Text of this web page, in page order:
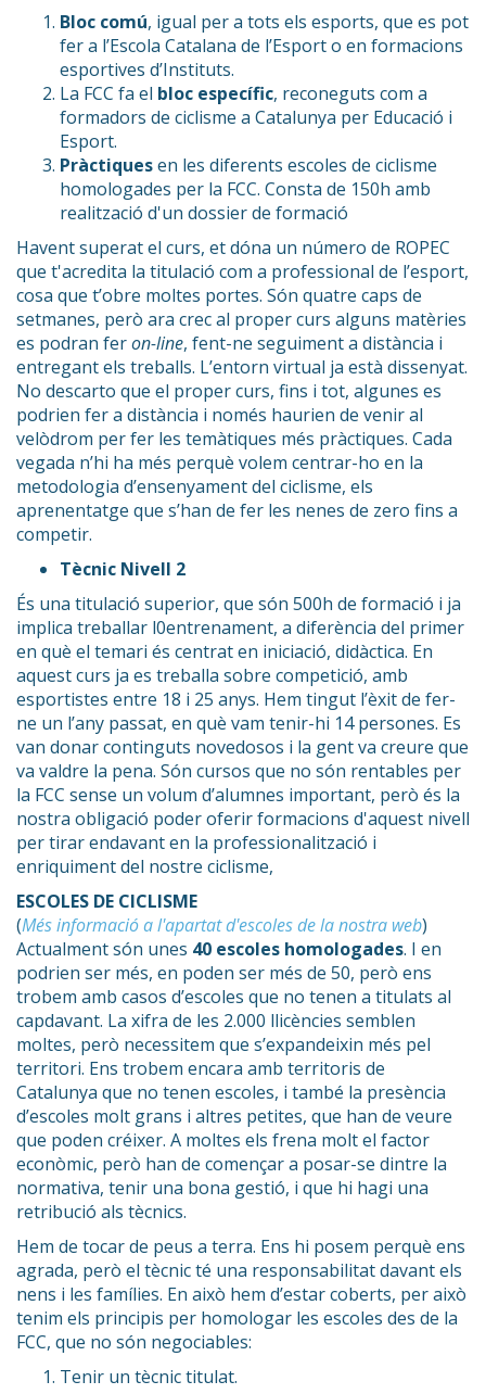
Bloc comú, igual per a tots els esports, que es pot
fer a l’Escola Catalana de l’Esport o en formacions
esportives d’Instituts.
La FCC fa el bloc específic, reconeguts com a
formadors de ciclisme a Catalunya per Educació i
Esport.
Pràctiquesen les diferents escoles de ciclisme
homologades per la FCC. Consta de 150h amb
realització d'un dossier de formació
Havent superat el curs, et dóna un número de ROPEC
que t'acredita la titulació com a professional de l’esport,
cosa que t’obre moltes portes. Són quatre caps de
setmanes, però ara crec al proper curs alguns matèries
es podran feron-line, fent-ne seguiment a distància i
entregant els treballs. L’entorn virtual ja està dissenyat.
No descarto que el proper curs, fins i tot, algunes es
podrien fer a distància i només haurien de venir al
velòdrom per fer les temàtiques més pràctiques. Cada
vegada n’hi ha més perquè volem centrar-ho en la
metodologia d’ensenyament del ciclisme, els
aprenentatge que s’han de fer les nenes de zero fins a
competir.
Tècnic Nivell 2
És una titulació superior, que són 500h de formació i ja
implica treballar l0entrenament, a diferència del primer
en què el temari és centrat en iniciació, didàctica. En
aquest curs ja es treballa sobre competició, amb
esportistes entre 18 i 25 anys. Hem tingut l’èxit de fer-
ne un l’any passat, en què vam tenir-hi 14 persones. Es
van donar continguts novedosos i la gent va creure que
va valdre la pena. Són cursos que no són rentables per
la FCC sense un volum d’alumnes important, però és la
nostra obligació poder oferir formacions d'aquest nivell
per tirar endavant en la professionalització i
enriquiment del nostre ciclisme,
ESCOLES DE CICLISME
(Més informació a l'apartat d'escoles de la nostra web)
Actualment són unes 40 escoles homologades. I en
podrien ser més, en poden ser més de 50, però ens
trobem amb casos d’escoles que no tenen a titulats al
capdavant. La xifra de les 2.000 llicències semblen
moltes, però necessitem que s’expandeixin més pel
territori. Ens trobem encara amb territoris de
Catalunya que no tenen escoles, i també la presència
d’escoles molt grans i altres petites, que han de veure
que poden créixer. A moltes els frena molt el factor
econòmic, però han de començar a posar-se dintre la
normativa, tenir una bona gestió, i que hi hagi una
retribució als tècnics.
Hem de tocar de peus a terra. Ens hi posem perquè ens
agrada, però el tècnic té una responsabilitat davant els
nens i les famílies. En això hem d’estar coberts, per això
tenim els principis per homologar les escoles des de la
FCC, que no són negociables:
Tenir un tècnic titulat.